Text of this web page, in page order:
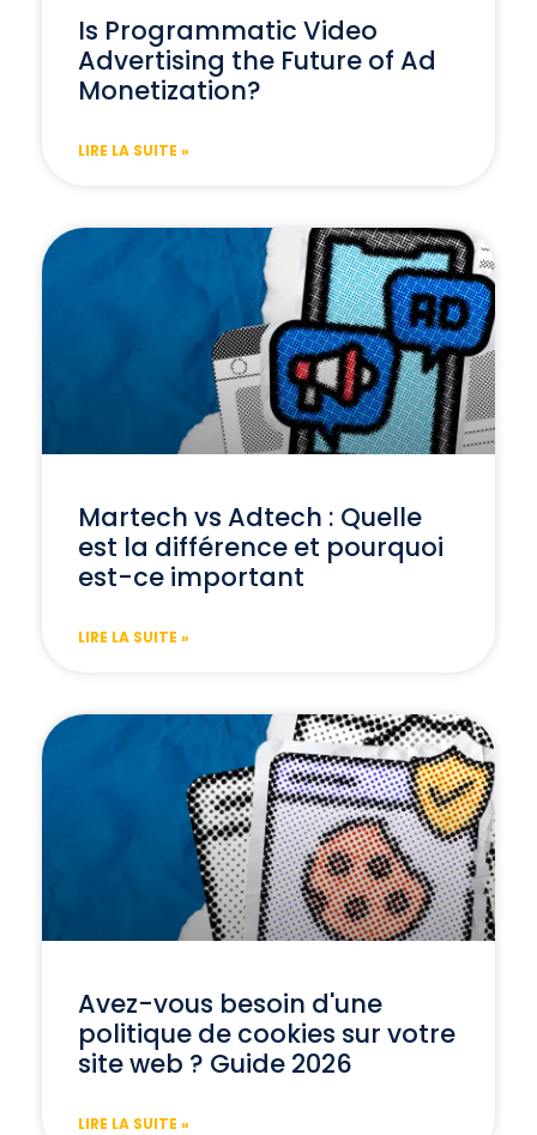
Is Programmatic Video
Advertising the Future of Ad
Monetization?
LIRE LA SUITE »
Martech vs Adtech : Quelle
est la différence et pourquoi
est-ce important
LIRE LA SUITE »
Avez-vous besoin d'une
politique de cookies sur votre
site web ? Guide 2026
LIRE LA SUITE »